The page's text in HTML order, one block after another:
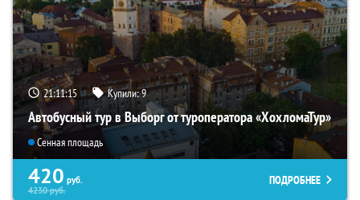
21:11:13 Купили:9
Автобусный тур в Выборг от туроператора «ХохломаТур»
Сенная площадь
420 руб.
4230руб.
ПОДРОБНЕЕ